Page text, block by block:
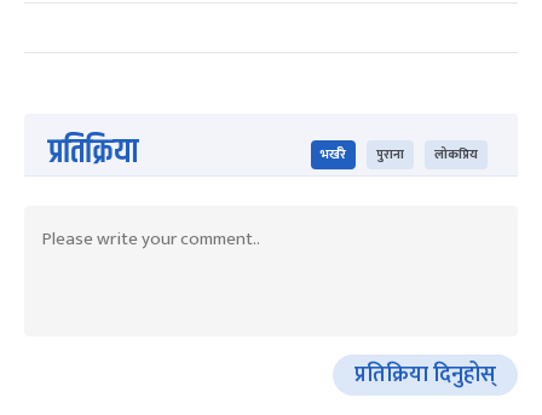
प्रतिक्रिया भर्खरै पुराना लोकप्रिय
प्रतिक्रिया दिनुहोस्